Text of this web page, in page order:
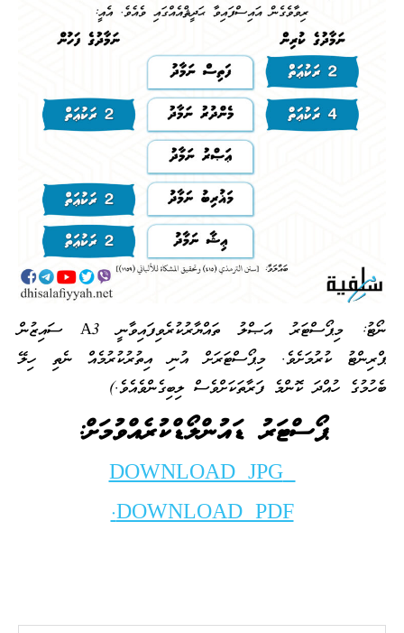
ނޯޓު: މިޕޯސްޓަރު އަޞްލު ތައްޔާރުކުރެވިފައިވާނީ A3 ސައިޒުން
ޕްރިންޓު ކުރުމަށެވެ. މިޕޯސްޓަރަށް އުނި އިތުރުކުރުމެއް ނެތި ހިލޭ
ބެހުމުގެ ހުއްދަ ކޮންމެ ފަރާތަކަށްވެސް ލިބިގެންވެއެވެ.)
ޕޯސްޓަރު ޑައުންލޯޑްކުރެއްވުމަށް:
DOWNLOAD JPG
DOWNLOAD PDF.